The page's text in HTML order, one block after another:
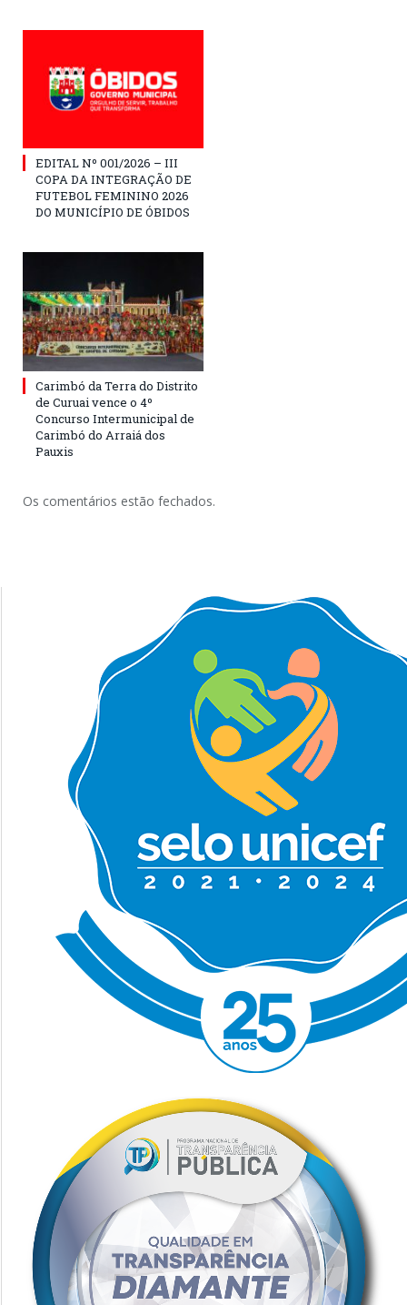
EDITAL Nº 001/2026 – III
COPA DA INTEGRAÇÃO DE
FUTEBOL FEMININO 2026
DO MUNICÍPIO DE ÓBIDOS
Carimbó da Terra do Distrito
de Curuai vence o 4º
Concurso Intermunicipal de
Carimbó do Arraiá dos
Pauxis
Os comentários estão fechados.